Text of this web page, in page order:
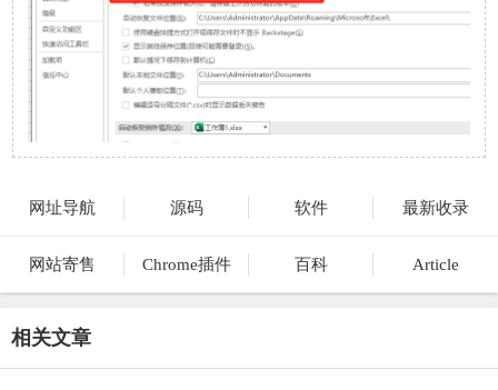
网址导航 源码 软件 最新收录
网站寄售 Chrome插件 百科 Article
相关文章